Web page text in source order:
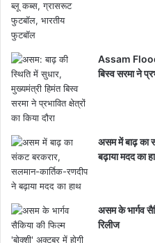
Assam Flood:
बिस्व सरमा ने
असम में बाढ़ का
बढ़ाया मदद का
असम के भार्गव
रिलीज